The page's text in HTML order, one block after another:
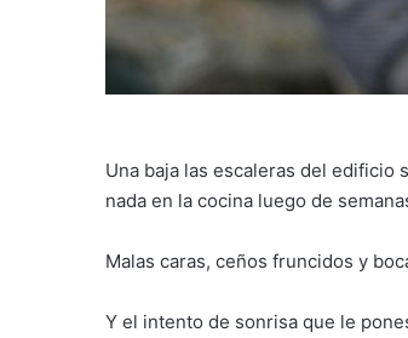
Una baja las escaleras del edificio
nada en la cocina luego de
Malas caras, ceños fruncidos y
Y el intento de sonrisa que le